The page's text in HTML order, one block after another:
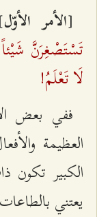
[الأمر الأوّل
تَسْتَصْغِرَنَّ
لَا تَعْلَمُ!
ففي بعض
العظيمة
الكبير تكون
يعتني